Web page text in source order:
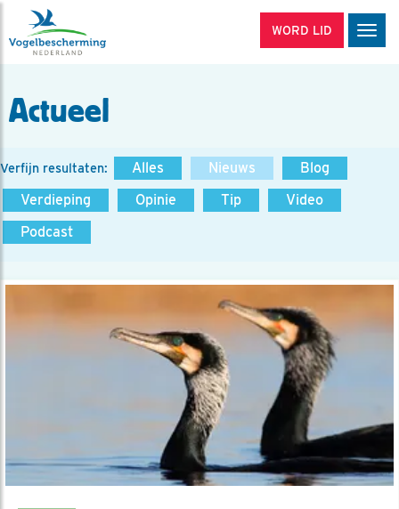
WORD LID
Actueel
Verfijn resultaten: Alles Nieuws
Blog
Verdieping
Opinie Tip
Video
Podcast